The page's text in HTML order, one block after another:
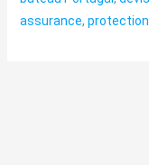
assurance,